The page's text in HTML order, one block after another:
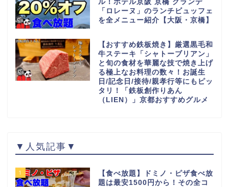
ル！ホテル京阪 京橋 グランデ
「ロレーヌ」のランチビュッフェ
を全メニュー紹介【大阪・京橋】
【おすすめ鉄板焼き】厳選黒毛和
牛ステーキ「シャトーブリアン」
と旬の食材を華麗な技で焼き上げ
る極上なお料理の数々！お誕生
日/記念日/接待/親孝行等にもピッ
タリ！「鉄板創作りあん
（LIEN）」京都おすすめグルメ
▼人気記事▼
1
【食べ放題】ドミノ・ピザ食べ放
題は最安1500円から！その全コ